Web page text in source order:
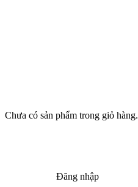
Chưa có sản phẩm trong giỏ hàng.
Đăng nhập